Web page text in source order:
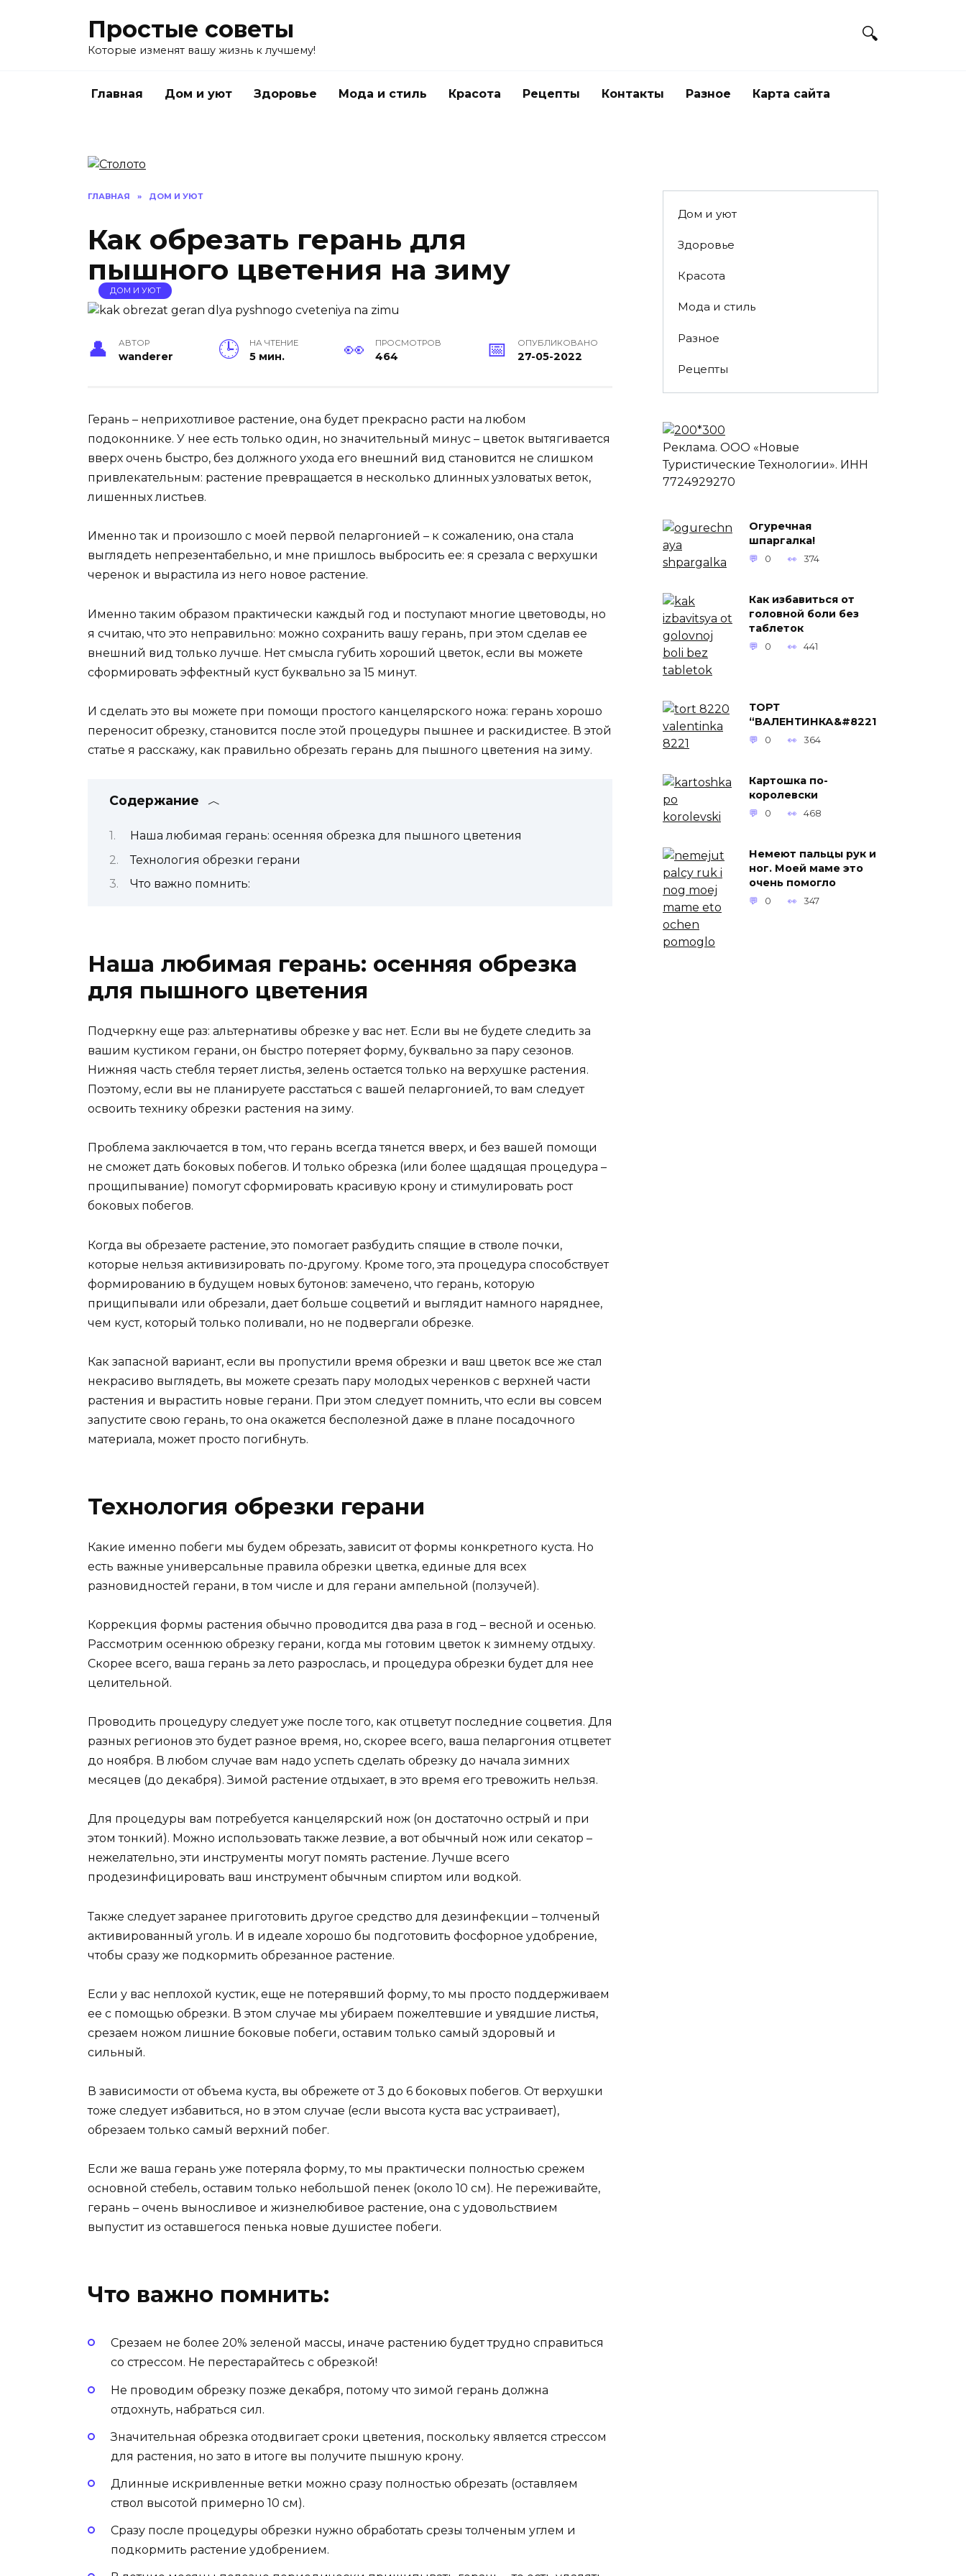
Простые советы
Которые изменят вашу жизнь к лучшему!
Главная Дом и уют Здоровье Мода и стиль Красота Рецепты Контакты Разное Карта сайта
ГЛАВНАЯ » ДОМ И УЮТ
Как обрезать герань для
пышного цветения на зиму
ДОМ И УЮТ
АВТОР
wanderer
НА ЧТЕНИЕ
5 мин.
ПРОСМОТРОВ
464
ОПУБЛИКОВАНО
27-05-2022
Герань – неприхотливое растение, она будет прекрасно расти на любом
подоконнике. У нее есть только один, но значительный минус – цветок вытягивается
вверх очень быстро, без должного ухода его внешний вид становится не слишком
привлекательным: растение превращается в несколько длинных узловатых веток,
лишенных листьев.
Именно так и произошло с моей первой пеларгонией – к сожалению, она стала
выглядеть непрезентабельно, и мне пришлось выбросить ее: я срезала с верхушки
черенок и вырастила из него новое растение.
Именно таким образом практически каждый год и поступают многие цветоводы, но
я считаю, что это неправильно: можно сохранить вашу герань, при этом сделав ее
внешний вид только лучше. Нет смысла губить хороший цветок, если вы можете
сформировать эффектный куст буквально за 15 минут.
И сделать это вы можете при помощи простого канцелярского ножа: герань хорошо
переносит обрезку, становится после этой процедуры пышнее и раскидистее. В этой
статье я расскажу, как правильно обрезать герань для пышного цветения на зиму.
Содержание
Наша любимая герань: осенняя обрезка для пышного цветения
Технология обрезки герани
Что важно помнить:
Наша любимая герань: осенняя обрезка
для пышного цветения
Подчеркну еще раз: альтернативы обрезке у вас нет. Если вы не будете следить за
вашим кустиком герани, он быстро потеряет форму, буквально за пару сезонов.
Нижняя часть стебля теряет листья, зелень остается только на верхушке растения.
Поэтому, если вы не планируете расстаться с вашей пеларгонией, то вам следует
освоить технику обрезки растения на зиму.
Проблема заключается в том, что герань всегда тянется вверх, и без вашей помощи
не сможет дать боковых побегов. И только обрезка (или более щадящая процедура –
прощипывание) помогут сформировать красивую крону и стимулировать рост
боковых побегов.
Когда вы обрезаете растение, это помогает разбудить спящие в стволе почки,
которые нельзя активизировать по-другому. Кроме того, эта процедура способствует
формированию в будущем новых бутонов: замечено, что герань, которую
прищипывали или обрезали, дает больше соцветий и выглядит намного наряднее,
чем куст, который только поливали, но не подвергали обрезке.
Как запасной вариант, если вы пропустили время обрезки и ваш цветок все же стал
некрасиво выглядеть, вы можете срезать пару молодых черенков с верхней части
растения и вырастить новые герани. При этом следует помнить, что если вы совсем
запустите свою герань, то она окажется бесполезной даже в плане посадочного
материала, может просто погибнуть.
Технология обрезки герани
Какие именно побеги мы будем обрезать, зависит от формы конкретного куста. Но
есть важные универсальные правила обрезки цветка, единые для всех
разновидностей герани, в том числе и для герани ампельной (ползучей).
Коррекция формы растения обычно проводится два раза в год – весной и осенью.
Рассмотрим осеннюю обрезку герани, когда мы готовим цветок к зимнему отдыху.
Скорее всего, ваша герань за лето разрослась, и процедура обрезки будет для нее
целительной.
Проводить процедуру следует уже после того, как отцветут последние соцветия. Для
разных регионов это будет разное время, но, скорее всего, ваша пеларгония отцветет
до ноября. В любом случае вам надо успеть сделать обрезку до начала зимних
месяцев (до декабря). Зимой растение отдыхает, в это время его тревожить нельзя.
Для процедуры вам потребуется канцелярский нож (он достаточно острый и при
этом тонкий). Можно использовать также лезвие, а вот обычный нож или секатор –
нежелательно, эти инструменты могут помять растение. Лучше всего
продезинфицировать ваш инструмент обычным спиртом или водкой.
Также следует заранее приготовить другое средство для дезинфекции – толченый
активированный уголь. И в идеале хорошо бы подготовить фосфорное удобрение,
чтобы сразу же подкормить обрезанное растение.
Если у вас неплохой кустик, еще не потерявший форму, то мы просто поддерживаем
ее с помощью обрезки. В этом случае мы убираем пожелтевшие и увядшие листья,
срезаем ножом лишние боковые побеги, оставим только самый здоровый и
сильный.
В зависимости от объема куста, вы обрежете от 3 до 6 боковых побегов. От верхушки
тоже следует избавиться, но в этом случае (если высота куста вас устраивает),
обрезаем только самый верхний побег.
Если же ваша герань уже потеряла форму, то мы практически полностью срежем
основной стебель, оставим только небольшой пенек (около 10 см). Не переживайте,
герань – очень выносливое и жизнелюбивое растение, она с удовольствием
выпустит из оставшегося пенька новые душистее побеги.
Что важно помнить:
Срезаем не более 20% зеленой массы, иначе растению будет трудно справиться
со стрессом. Не перестарайтесь с обрезкой!
Не проводим обрезку позже декабря, потому что зимой герань должна
отдохнуть, набраться сил.
Значительная обрезка отодвигает сроки цветения, поскольку является стрессом
для растения, но зато в итоге вы получите пышную крону.
Длинные искривленные ветки можно сразу полностью обрезать (оставляем
ствол высотой примерно 10 см).
Сразу после процедуры обрезки нужно обработать срезы толченым углем и
подкормить растение удобрением.
Дом и уют
Здоровье
Красота
Мода и стиль
Разное
Рецепты
Реклама. ООО «Новые
Туристические Технологии». ИНН
7724929270
Огуречная
шпаргалка!
0 374
Как избавиться от
головной боли без
таблеток
0 441
ТОРТ
“ВАЛЕНТИНКА&#8221
0 364
Картошка по-
королевски
0 468
Немеют пальцы рук и
ног. Моей маме это
очень помогло
0 347